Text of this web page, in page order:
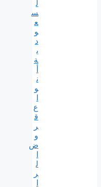
ل
س
ع
و
د
ي
ة
ن
و
ع
ق
ر
و
ض
ل
ر